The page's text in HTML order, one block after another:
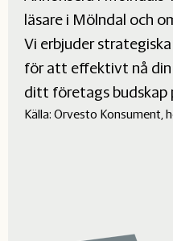
läsare i Mölndal och
Vi erbjuder
för att effektivt nå din
ditt företags
Källa: Orvesto Konsument,